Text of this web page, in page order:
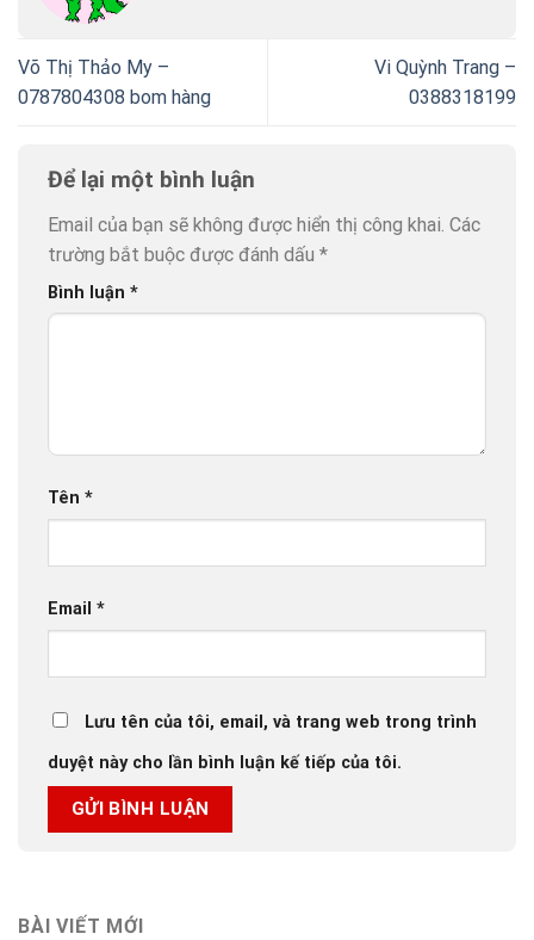
Võ Thị Thảo My –
0787804308 bom hàng
Vi Quỳnh Trang –
0388318199
Để lại một bình luận
Email của bạn sẽ không được hiển thị công khai. Các
trường bắt buộc được đánh dấu *
Bình luận *
Tên *
Email *
Lưu tên của tôi, email, và trang web trong trình
duyệt này cho lần bình luận kế tiếp của tôi.
BÀI VIẾT MỚI